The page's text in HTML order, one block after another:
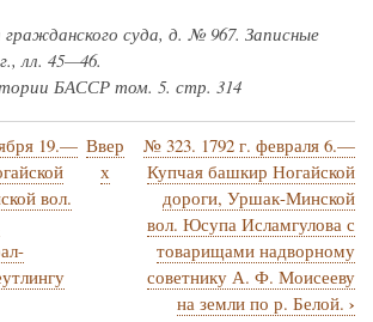
суда, д. № 967. Записные
лл. 45—46.
БАССР том. 5. стр. 314
19.—
вол.
Ввер
х
№ 323. 1792 г. февраля 6.—
Купчая башкир Ногайской
дороги, Уршак-Минской
вол. Юсупа Исламгулова с
товарищами надворному
советнику А. Ф. Моисееву
на земли по р. Белой. ›